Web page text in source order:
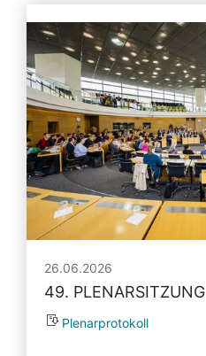
26.06.2026
49. PLENARSITZUNG
Plenarprotokoll